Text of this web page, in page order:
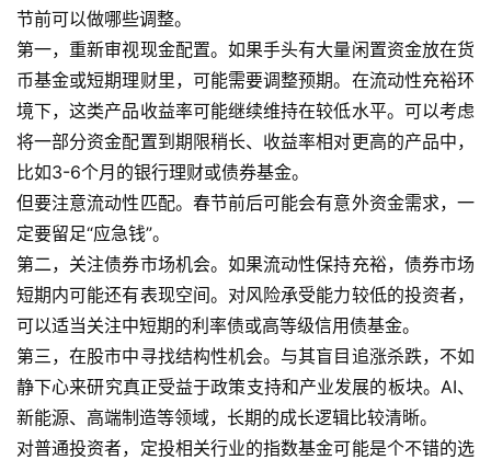
节前可以做哪些调整。
第一，重新审视现金配置。如果手头有大量闲置资金放在货
币基金或短期理财里，可能需要调整预期。在流动性充裕环
境下，这类产品收益率可能继续维持在较低水平。可以考虑
将一部分资金配置到期限稍长、收益率相对更高的产品中，
比如3-6个月的银行理财或债券基金。
但要注意流动性匹配。春节前后可能会有意外资金需求，一
定要留足“应急钱”。
第二，关注债券市场机会。如果流动性保持充裕，债券市场
短期内可能还有表现空间。对风险承受能力较低的投资者，
可以适当关注中短期的利率债或高等级信用债基金。
第三，在股市中寻找结构性机会。与其盲目追涨杀跌，不如
静下心来研究真正受益于政策支持和产业发展的板块。AI、
新能源、高端制造等领域，长期的成长逻辑比较清晰。
对普通投资者，定投相关行业的指数基金可能是个不错的选